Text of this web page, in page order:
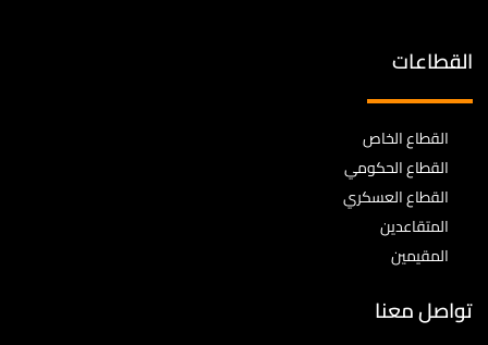
القطاعات
القطاع الخاص
القطاع الحكومي
القطاع العسكري
المتقاعدين
المقيمين
تواصل معنا